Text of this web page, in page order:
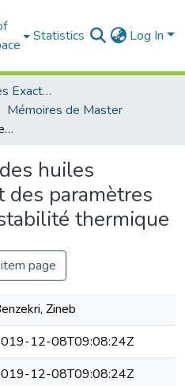
Statistics Log In
Faculté des Sciences Exactes et de l'Informatique
Mémoires de Master
Etude et analyse des huiles lubrifiantes : Effet des paramètres de production et stabilité thermique
huiles
paramètres
thermique
page
Zineb
12-08T09:08:24Z
12-08T09:08:24Z